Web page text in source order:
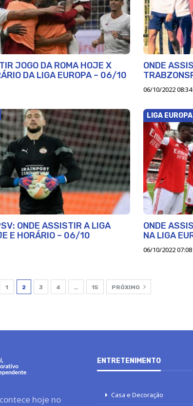
JOGO DA ROMA HOJE X
DA LIGA EUROPA – 06/10
ONDE
06/10/2022 08:34
ONDE ASSISTIR A LIGA
E HORÁRIO – 06/10
LIGA EUROPA
ONDE
NA LIGA
06/10/2022 07:08
1 2 3 4 … 15 PRÓXIMO
hoje no
ENTRETENIMENTO
Casa e Decoração